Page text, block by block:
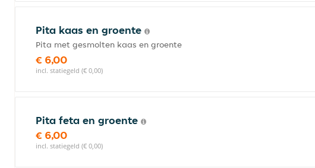
Pita kaas en groente
Pita met gesmolten kaas en groente
€ 6,00
incl. statiegeld (€ 0,00)
Pita feta en groente
€ 6,00
incl. statiegeld (€ 0,00)